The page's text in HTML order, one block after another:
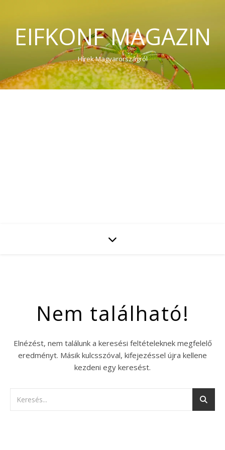
EIFKONF MAGAZIN
Hírek Magyarországról
Nem található!
Elnézést, nem találunk a keresési feltételeknek megfelelő
eredményt. Másik kulcsszóval, kifejezéssel újra kellene
kezdeni egy keresést.